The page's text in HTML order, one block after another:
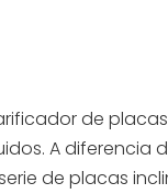
de
A diferencia
de placas